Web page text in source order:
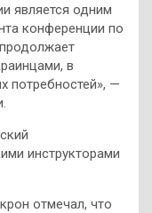
является одним
конференции по
в
потребностей», —
инструкторами
отмечал, что